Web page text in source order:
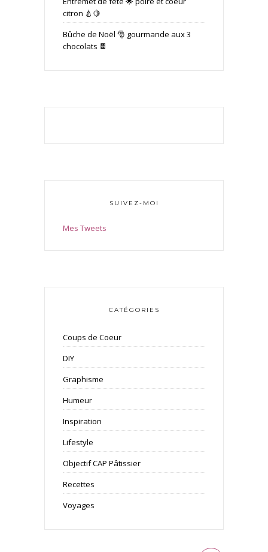
citron 🍐🍋
Bûche de Noël 🎅 gourmande aux 3
chocolats 🍫
SUIVEZ-MOI
Mes Tweets
CATÉGORIES
Coups de Coeur
DIY
Graphisme
Humeur
Inspiration
Lifestyle
Objectif CAP Pâtissier
Recettes
Voyages